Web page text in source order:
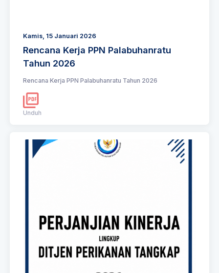
Kamis, 15 Januari 2026
Rencana Kerja PPN Palabuhanratu
Tahun 2026
Rencana Kerja PPN Palabuhanratu Tahun 2026
Unduh